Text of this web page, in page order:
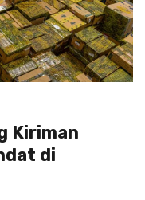
Kiriman
di